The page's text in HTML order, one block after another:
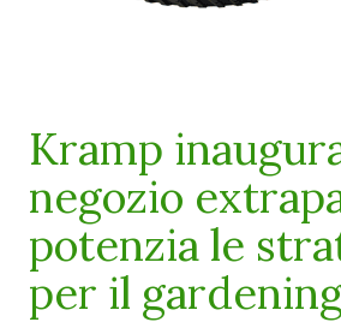
Kramp
negozio
potenzia le
per il